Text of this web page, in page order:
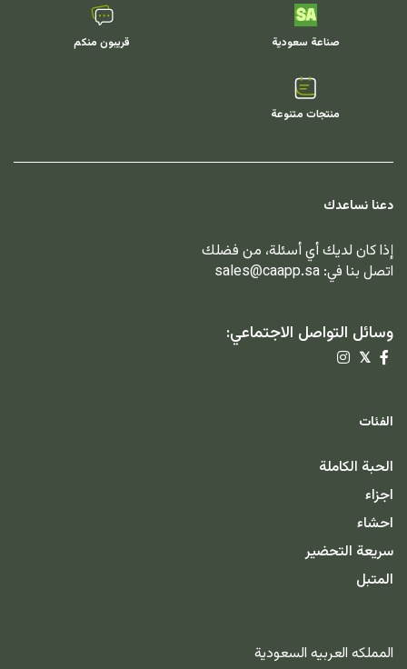
صناعة سعودية قريبون منكم
منتجات متنوعة
دعنا نساعدك
إذا كان لديك أي أسئلة، من فضلك
اتصل بنا في: sales@caapp.sa
وسائل التواصل الاجتماعي:
𝕏
الفئات
الحبة الكاملة
اجزاء
احشاء
سريعة التحضير
المتبل
المملكه العربيه السعودية